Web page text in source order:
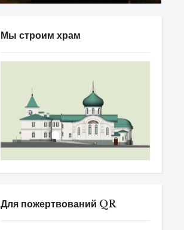
Мы строим храм
Для пожертвований QR